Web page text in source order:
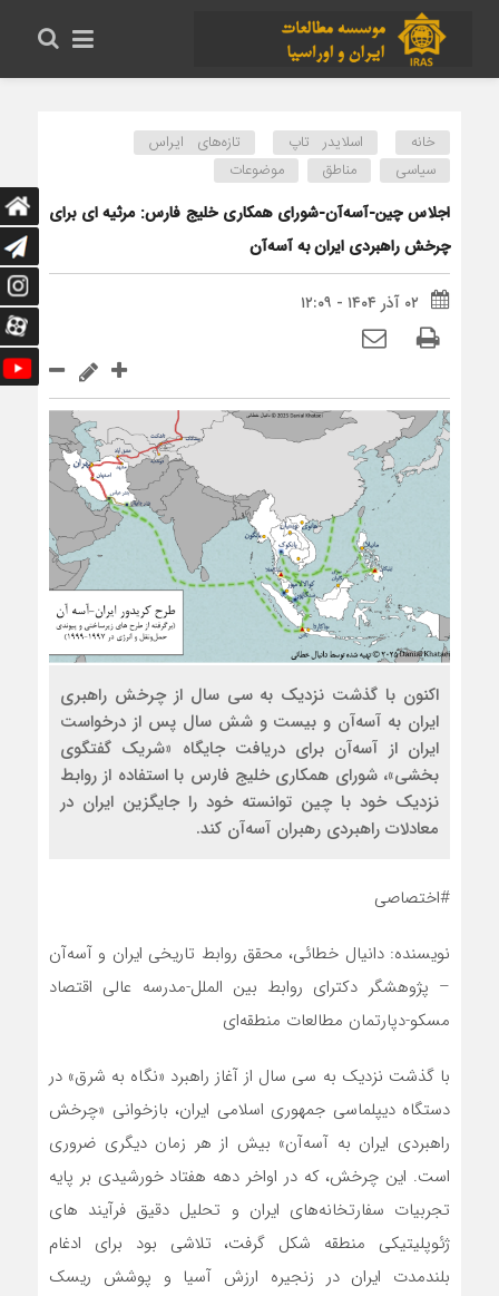
خانه اسلایدر تاپ
تازه‌های ایراس
سیاسی
مناطق موضوعات
اجلاس چین-آسه‌آن-شورای همکاری خلیج فارس: مرثیه ای برای
چرخش راهبردی ایران به آسه‌آن
۰۲ آذر ۱۴۰۴ - ۱۲:۰۹
اکنون با گذشت نزدیک به سی سال از چرخش راهبری
ایران به آسه‌آن و بیست و شش سال پس از درخواست
ایران از آسه‌آن برای دریافت جایگاه «شریک گفتگوی
بخشی»، شورای همکاری خلیج فارس با استفاده از روابط
نزدیک خود با چین توانسته خود را جایگزین ایران در
معادلات راهبردی رهبران آسه‌آن کند.
#اختصاصی
نویسنده: دانیال خطائی، محقق روابط تاریخی ایران و آسه‌آن
– پژوهشگر دکترای روابط بین الملل-مدرسه عالی اقتصاد
مسکو-دپارتمان مطالعات منطقه‌ای
با گذشت نزدیک به سی سال از آغاز راهبرد «نگاه به شرق» در
دستگاه دیپلماسی جمهوری اسلامی ایران، بازخوانی «چرخش
راهبردی ایران به آسه‌آن» بیش از هر زمان دیگری ضروری
است. این چرخش، که در اواخر دهه هفتاد خورشیدی بر پایه
تجربیات سفارتخانه‌های ایران و تحلیل دقیق فرآیند های
ژئوپلیتیکی منطقه شکل گرفت، تلاشی بود برای ادغام
بلندمدت ایران در زنجیره ارزش آسیا و پوشش ریسک